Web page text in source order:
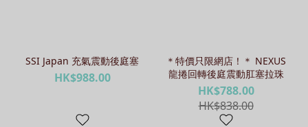
SSI Japan 充氣震動後庭塞
HK$988.00
＊特價只限網店！＊ NEXUS
龍捲回轉後庭震動肛塞拉珠
HK$788.00
HK$838.00